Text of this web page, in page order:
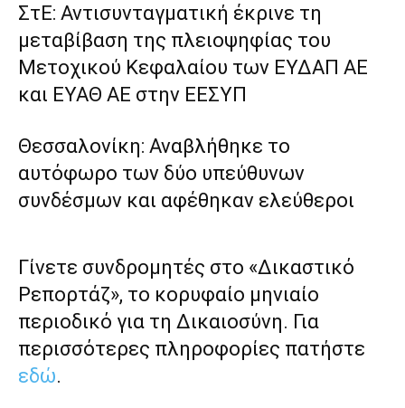
ΣτΕ: Αντισυνταγματική έκρινε τη
μεταβίβαση της πλειοψηφίας του
Μετοχικού Κεφαλαίου των ΕΥΔΑΠ ΑΕ
και ΕΥΑΘ ΑΕ στην ΕΕΣΥΠ
Θεσσαλονίκη: Αναβλήθηκε το
αυτόφωρο των δύο υπεύθυνων
συνδέσμων και αφέθηκαν ελεύθεροι
Γίνετε συνδρομητές στο «Δικαστικό
Ρεπορτάζ», το κορυφαίο μηνιαίο
περιοδικό για τη Δικαιοσύνη. Για
περισσότερες πληροφορίες πατήστε
εδώ.